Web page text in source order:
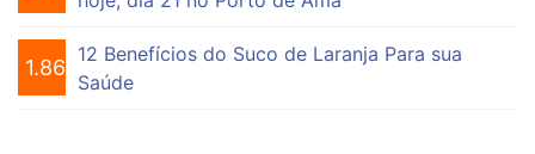
1.863
12 Benefícios do Suco de Laranja Para sua
Saúde